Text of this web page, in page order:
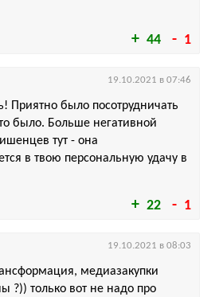
44 1
22 1
Приятно было посотрудничать
было. Больше негативной
тут - она
в твою персональную удачу в
19.10.2021 в 07:46
медиазакупки
?)) только вот не надо про
19.10.2021 в 08:03